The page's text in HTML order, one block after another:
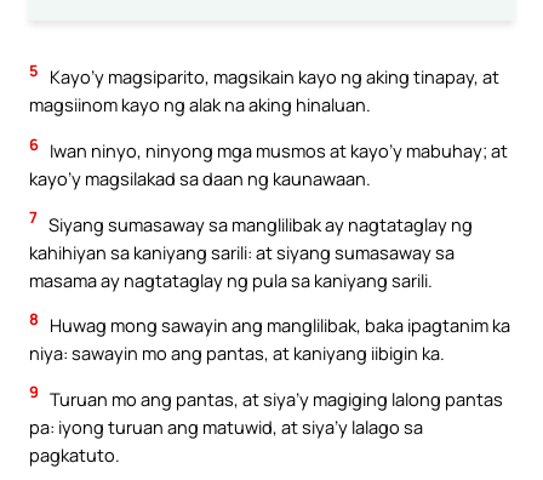
5
Kayo’y magsiparito, magsikain kayo ng aking tinapay, at
magsiinom kayo ng alak na aking hinaluan.
6 Iwan ninyo, ninyong mga musmos at kayo’y mabuhay; at
kayo’y magsilakad sa daan ng kaunawaan.
7 Siyang sumasaway sa manglilibak ay nagtataglay ng
kahihiyan sa kaniyang sarili: at siyang sumasaway sa
masama ay nagtataglay ng pula sa kaniyang sarili.
8
Huwag mong sawayin ang manglilibak, baka ipagtanim ka
niya: sawayin mo ang pantas, at kaniyang iibigin ka.
9 Turuan mo ang pantas, at siya’y magiging lalong pantas
pa: iyong turuan ang matuwid, at siya’y lalago sa
pagkatuto.